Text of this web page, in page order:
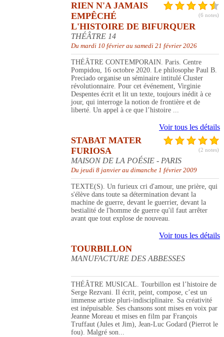
(6 notes)
RIEN N'A JAMAIS
EMPÊCHÉ
L'HISTOIRE DE BIFURQUER
THÉÂTRE 14
Du mardi 10 février au samedi 21 février 2026
THÉÂTRE CONTEMPORAIN. Paris. Centre
Pompidou, 16 octobre 2020. Le philosophe Paul B.
Preciado organise un séminaire intitulé Cluster
révolutionnaire. Pour cet événement, Virginie
Despentes écrit et lit un texte, toujours inédit à ce
jour, qui interroge la notion de frontière et de
liberté. Un appel à ce que l’histoire ...
Voir tous les détails
(2 notes)
STABAT MATER
FURIOSA
MAISON DE LA POÉSIE - PARIS
Du jeudi 8 janvier au dimanche 1 février 2009
TEXTE(S). Un furieux cri d'amour, une prière, qui
s'élève dans toute sa détermination devant la
machine de guerre, devant le guerrier, devant la
bestialité de l'homme de guerre qu'il faut arrêter
avant que tout explose de nouveau.
Voir tous les détails
TOURBILLON
MANUFACTURE DES ABBESSES
THÉÂTRE MUSICAL. Tourbillon est l’histoire de
Serge Rezvani. Il écrit, peint, compose, c’est un
immense artiste pluri-indisciplinaire. Sa créativité
est inépuisable. Ses chansons sont mises en voix par
Jeanne Moreau et mises en film par François
Truffaut (Jules et Jim), Jean-Luc Godard (Pierrot le
fou). Malgré son...